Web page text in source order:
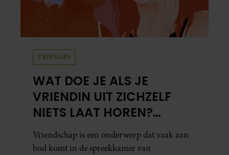
VRIENDIN
WAT DOE JE ALS JE
VRIENDIN UIT ZICHZELF
NIETS LAAT HOREN?
PSYCHOTHERAPEUT
MARTINE GEEFT ADVIES.
Vriendschap is een onderwerp dat vaak aan
bod komt in de spreekkamer van